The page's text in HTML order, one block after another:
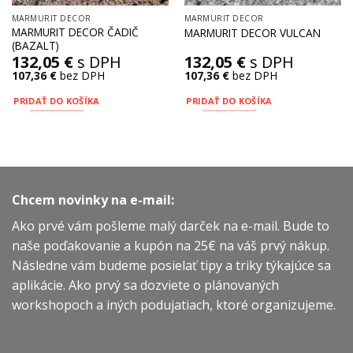
MARMURIT DECOR
MARMURIT DECOR ČADIČ
(BAZALT)
132,05 €s DPH
107,36 €bez DPH
PRIDAŤ DO KOŠÍKA
MARMURIT DECOR
MARMURIT DECOR VULCAN
132,05 €s DPH
107,36 €bez DPH
PRIDAŤ DO KOŠÍKA
Chcem novinky na e-mail:
Ako prvé vám pošleme malý darček na e-mail. Bude to
naše poďakovanie a kupón na 25€ na váš prvý nákup.
Následne vám budeme posielať tipy a triky týkajúce sa
aplikácie. Ako prvý sa dozviete o plánovaných
workshopoch a iných podujatiach, ktoré organizujeme.